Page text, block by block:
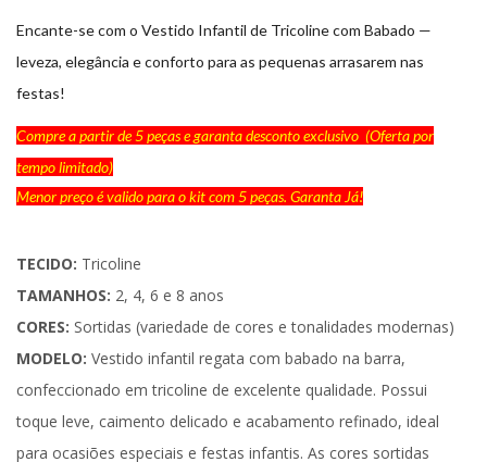
Encante-se com o Vestido Infantil de Tricoline com Babado —
leveza, elegância e conforto para as pequenas arrasarem nas
festas!
Compre a partir de 5 peças e garanta desconto exclusivo (Oferta por
tempo limitado)
Menor preço é valido para o kit com 5 peças. Garanta Já!
TECIDO: Tricoline
TAMANHOS: 2, 4, 6 e 8 anos
CORES: Sortidas (variedade de cores e tonalidades modernas)
MODELO: Vestido infantil regata com babado na barra,
confeccionado em tricoline de excelente qualidade. Possui
toque leve, caimento delicado e acabamento refinado, ideal
para ocasiões especiais e festas infantis. As cores sortidas